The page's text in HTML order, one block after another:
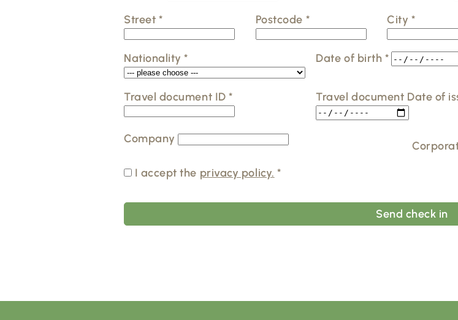
Street * Postcode * City*
Nationality* Date of birth *
Travel document ID* Travel document Date of
Company
I accept the privacy policy. *
Send check in